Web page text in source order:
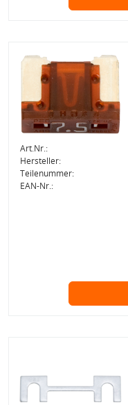
Art.Nr.:
Hersteller:
Teilenummer:
EAN-Nr.: